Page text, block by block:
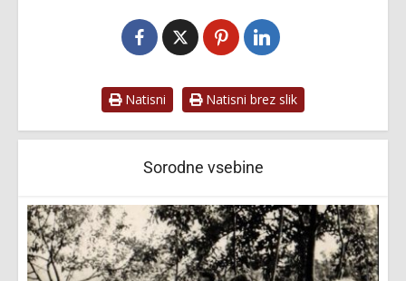
Natisni Natisni brez slik
Sorodne vsebine